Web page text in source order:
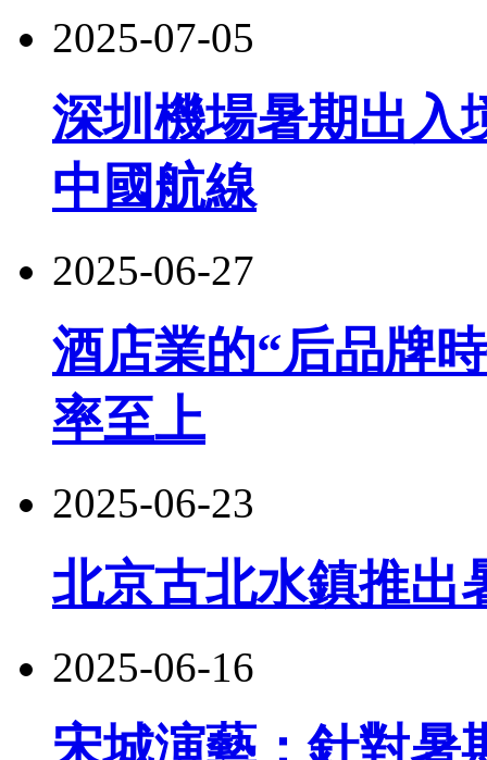
2025-07-05
深圳機場暑期出入
中國航線
2025-06-27
酒店業的“后品牌
率至上
2025-06-23
北京古北水鎮推出
2025-06-16
宋城演藝：針對暑